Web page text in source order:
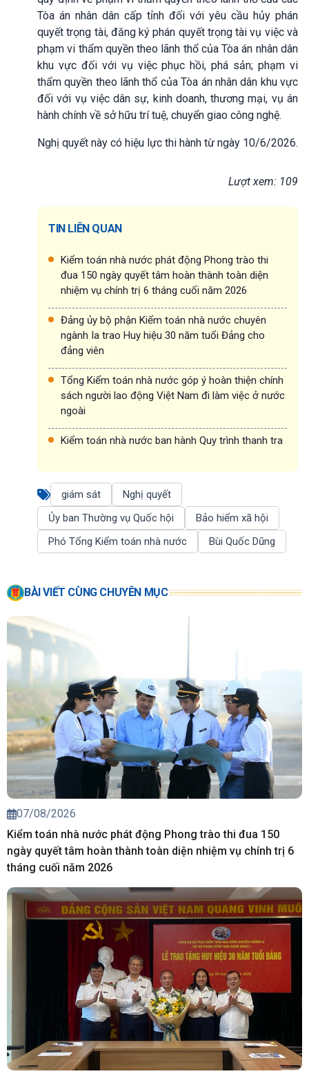
Tòa án nhân dân cấp tỉnh đối với yêu cầu hủy phán
quyết trọng tài, đăng ký phán quyết trọng tài vụ việc và
phạm vi thẩm quyền theo lãnh thổ của Tòa án nhân dân
khu vực đối với vụ việc phục hồi, phá sản; phạm vi
thẩm quyền theo lãnh thổ của Tòa án nhân dân khu vực
đối với vụ việc dân sự, kinh doanh, thương mại, vụ án
hành chính về sở hữu trí tuệ, chuyển giao công nghệ.
Nghị quyết này có hiệu lực thi hành từ ngày 10/6/2026.
Lượt xem: 109
TIN LIÊN QUAN
Kiểm toán nhà nước phát động Phong trào thi
đua 150 ngày quyết tâm hoàn thành toàn diện
nhiệm vụ chính trị 6 tháng cuối năm 2026
Đảng ủy bộ phận Kiểm toán nhà nước chuyên
ngành Ia trao Huy hiệu 30 năm tuổi Đảng cho
đảng viên
Tổng Kiểm toán nhà nước góp ý hoàn thiện chính
sách người lao động Việt Nam đi làm việc ở nước
ngoài
Kiểm toán nhà nước ban hành Quy trình thanh tra
giám sát
Nghị quyết
Ủy ban Thường vụ Quốc hội
Bảo hiểm xã hội
Phó Tổng Kiểm toán nhà nước
Bùi Quốc Dũng
BÀI VIẾT CÙNG CHUYÊN MỤC
07/08/2026
Kiểm toán nhà nước phát động Phong trào thi đua 150
ngày quyết tâm hoàn thành toàn diện nhiệm vụ chính trị 6
tháng cuối năm 2026